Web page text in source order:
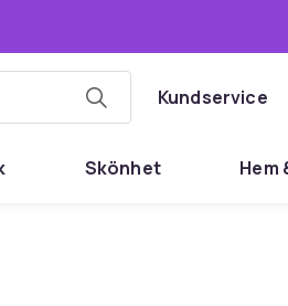
Kundservice
Skönhet Hem